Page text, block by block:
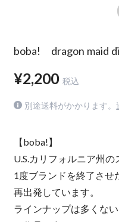
boba! dragon maid
¥2,200 税込
別途送料がかかります。
【boba!】
U.S.カリフォルニア州の
1度ブランドを終了さ
再出発しています。
ラインナップは多くな